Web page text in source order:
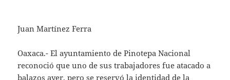
Juan Martínez Ferra
Oaxaca.- El ayuntamiento de Pinotepa Nacional
reconoció que uno de sus trabajadores fue atacado a
balazos ayer, pero se reservó la identidad de la